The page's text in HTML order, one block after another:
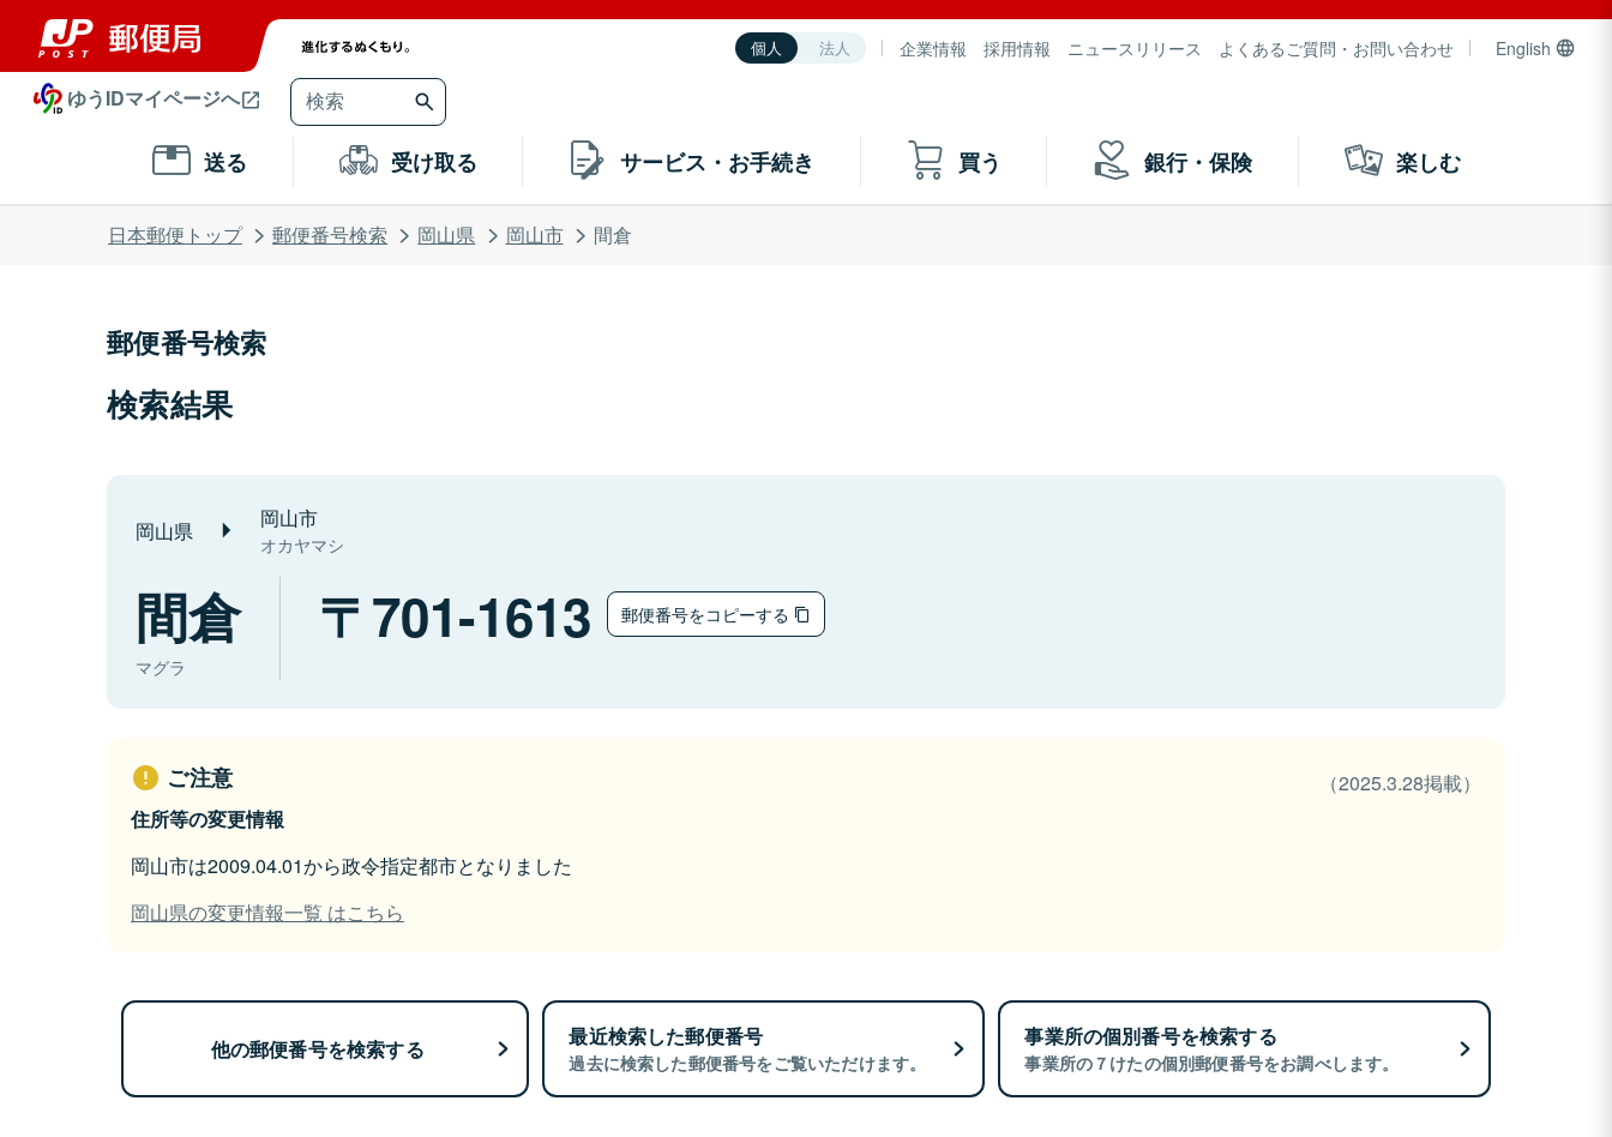
個人 法人 企業情報 採用情報 ニュースリリース よくあるご質問・お問い合わせ English
ゆうIDマイページへ
送る 受け取る サービス・お手続き 買う 銀行・保険 楽しむ
日本郵便トップ 郵便番号検索 岡山県 岡山市 間倉
郵便番号検索
検索結果
岡山県 岡山市
オカヤマシ
間倉
マグラ
701-1613 郵便番号をコピーする
ご注意
（2025.3.28掲載）
住所等の変更情報
岡山市は2009.04.01から政令指定都市となりました
岡山県の変更情報一覧 はこちら
他の郵便番号を検索する 最近検索した郵便番号
過去に検索した郵便番号をご覧いただけます。
事業所の個別番号を検索する
事業所の７けたの個別郵便番号をお調べします。